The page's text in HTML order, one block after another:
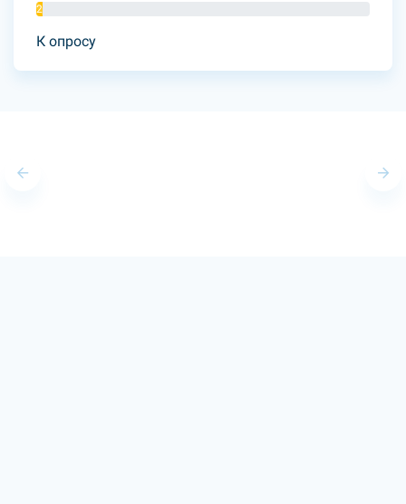
2%
К опросу